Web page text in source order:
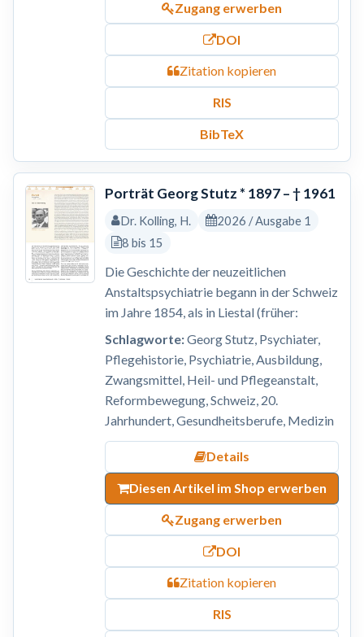
Zugang erwerben
DOI
Zitation kopieren
RIS
BibTeX
Porträt Georg Stutz * 1897 – † 1961
Dr. Kolling, H.
2026 / Ausgabe 1
8 bis 15
Die Geschichte der neuzeitlichen
Anstaltspsychiatrie begann in der Schweiz
im Jahre 1854, als in Liestal (früher:
Schlagworte:Georg Stutz, Psychiater,
Pflegehistorie, Psychiatrie, Ausbildung,
Zwangsmittel, Heil- und Pflegeanstalt,
Reformbewegung, Schweiz, 20.
Jahrhundert, Gesundheitsberufe, Medizin
Details
Diesen Artikel im Shop erwerben
Zugang erwerben
DOI
Zitation kopieren
RIS